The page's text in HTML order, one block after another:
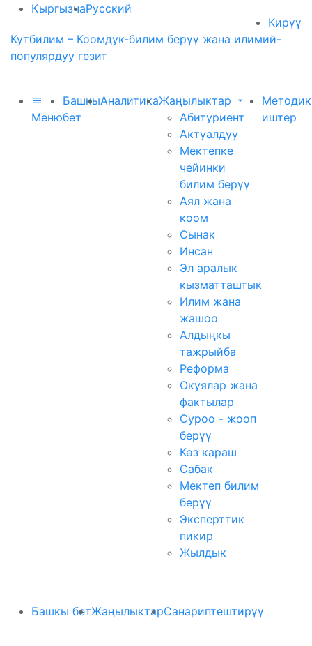
КыргызчаРусский
Кирүү
Кутбилим – Коомдук-билим берүү жана илимий-
популярдуу гезит
Меню
Башкы
бет
АналитикаЖаңылыктар
Абитуриент
Актуалдуу
Мектепке
чейинки
билим берүү
Аял жана
коом
Сынак
Инсан
Эл аралык
кызматташтык
Илим жана
жашоо
Алдыңкы
тажрыйба
Реформа
Окуялар жана
фактылар
Суроо - жооп
берүү
Көз караш
Сабак
Мектеп билим
берүү
Эксперттик
пикир
Жылдык
иштер
Башкы бетЖаңылыктарСанариптештирүү